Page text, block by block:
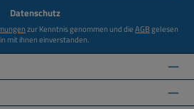
Datenschutz
zur Kenntnis genommen und dieAGBgelesen
mit ihnen einverstanden.